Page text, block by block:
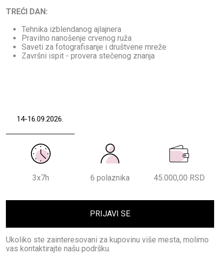
TREĆI DAN:
Tehnika izblendanog ajlajnera
Pravilno nanošenje crvenog ruža
Saveti za fotografisanje i društvene mreže
Završni ispit - provera stečenog znanja
14-16.09.2026.
3x7h 6 polaznika 45.000,00 RSD
PRIJAVI SE
Ukoliko ste zainteresovani za kupovinu više mesta, molimo
vas kontaktirajte našu podršku.